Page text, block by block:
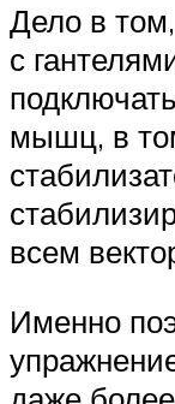
Дело в
с
мышц, в
всем
Именно